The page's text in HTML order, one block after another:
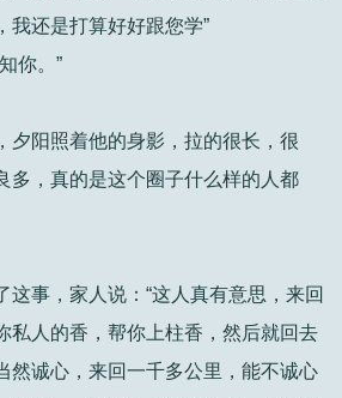
我还是打算好好跟您学”
你。”
夕阳照着他的身影，拉的很长，很
多，真的是这个圈子什么样的人都
这事，家人说：“这人真有意思，来回
私人的香，帮你上柱香，然后就回去
然诚心，来回一千多公里，能不诚心